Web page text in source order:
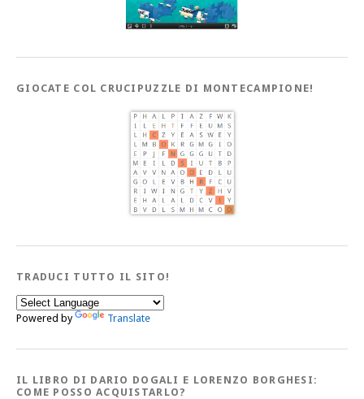
GIOCATE COL CRUCIPUZZLE DI MONTECAMPIONE!
TRADUCI TUTTO IL SITO!
Powered by Translate
IL LIBRO DI DARIO DOGALI E LORENZO BORGHESI:
COME POSSO ACQUISTARLO?